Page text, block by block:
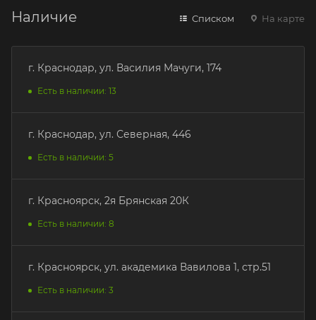
Наличие Списком На карте
г. Краснодар, ул. Василия Мачуги, 174
Есть в наличии: 13
г. Краснодар, ул. Северная, 446
Есть в наличии: 5
г. Красноярск, 2я Брянская 20К
Есть в наличии: 8
г. Красноярск, ул. академика Вавилова 1, стр.51
Есть в наличии: 3